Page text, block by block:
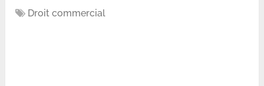
Droit commercial